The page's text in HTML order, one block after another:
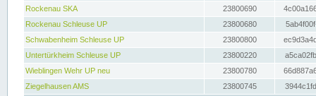
Rockenau SKA
23800690
Rockenau Schleuse UP
23800680
Schwabenheim Schleuse UP
23800800
Untertürkheim Schleuse UP
23800220
Wieblingen Wehr UP neu
23800780
Ziegelhausen AMS
23800745